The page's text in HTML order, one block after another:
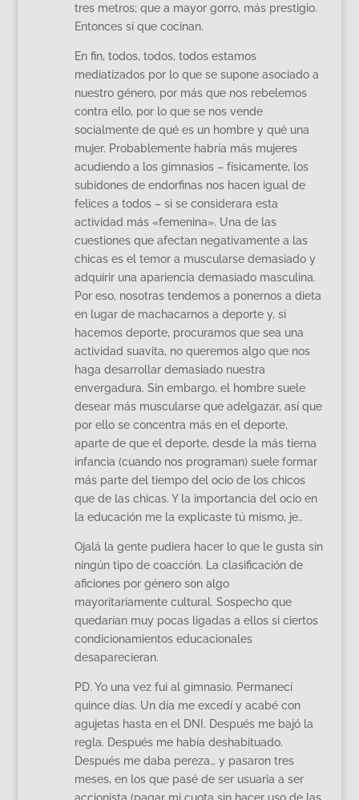
tres metros; que a mayor gorro, más prestigio.
Entonces sí que cocinan.
En fin, todos, todos, todos estamos
mediatizados por lo que se supone asociado a
nuestro género, por más que nos rebelemos
contra ello, por lo que se nos vende
socialmente de qué es un hombre y qué una
mujer. Probablemente habría más mujeres
acudiendo a los gimnasios – físicamente, los
subidones de endorfinas nos hacen igual de
felices a todos – si se considerara esta
actividad más «femenina». Una de las
cuestiones que afectan negativamente a las
chicas es el temor a muscularse demasiado y
adquirir una apariencia demasiado masculina.
Por eso, nosotras tendemos a ponernos a dieta
en lugar de machacarnos a deporte y, si
hacemos deporte, procuramos que sea una
actividad suavita, no queremos algo que nos
haga desarrollar demasiado nuestra
envergadura. Sin embargo, el hombre suele
desear más muscularse que adelgazar, así que
por ello se concentra más en el deporte,
aparte de que el deporte, desde la más tierna
infancia (cuando nos programan) suele formar
más parte del tiempo del ocio de los chicos
que de las chicas. Y la importancia del ocio en
la educación me la explicaste tú mismo, je..
Ojalá la gente pudiera hacer lo que le gusta sin
ningún tipo de coacción. La clasificación de
aficiones por género son algo
mayoritariamente cultural. Sospecho que
quedarían muy pocas ligadas a ellos si ciertos
condicionamientos educacionales
desaparecieran.
PD. Yo una vez fui al gimnasio. Permanecí
quince días. Un día me excedí y acabé con
agujetas hasta en el DNI. Después me bajó la
regla. Después me había deshabituado.
Después me daba pereza… y pasaron tres
meses, en los que pasé de ser usuaria a ser